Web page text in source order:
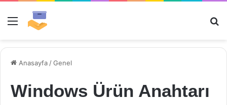
Menü
Anasayfa /Genel
Windows Ürün Anahtarı